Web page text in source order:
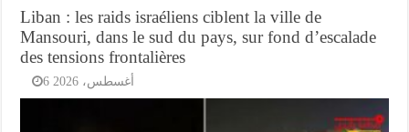
Liban : les raids israéliens ciblent la ville de
Mansouri, dans le sud du pays, sur fond d’escalade
des tensions frontalières
6 أغسطس، 2026